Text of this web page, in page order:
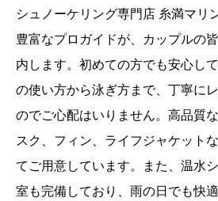
シュノーケリング専門店 糸満マリ
豊富なプロガイドが、カップルの
内します。初めての方でも安心し
の使い方から泳ぎ方まで、丁寧に
のでご心配はいりません。高品質
スク、フィン、ライフジャケット
てご用意しています。また、温水
室も完備しており、雨の日でも快